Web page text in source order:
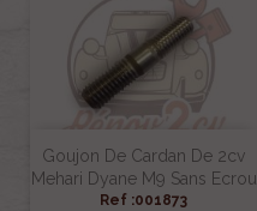
Goujon De Cardan De 2cv
Mehari Dyane M9 Sans Ecrou
Ref :001873